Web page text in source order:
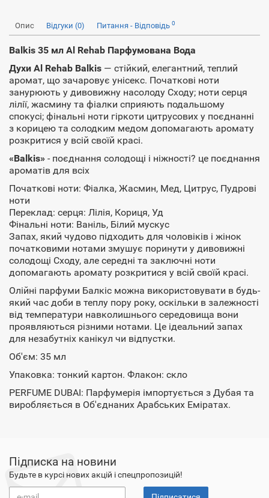
Опис Відгуки (0) Питання - Відповідь 0
Balkis 35 мл Al Rehab Парфумована Вода
Духи Al Rehab Balkis — стійкий, елегантний, теплий
аромат, що зачаровує унісекс. Початкові ноти
занурюють у дивовижну насолоду Сходу; ноти серця
лілії, жасмину та фіалки сприяють подальшому
спокусі; фінальні ноти гіркоти цитрусових у поєднанні
з корицею та солодким медом допомагають аромату
розкритися у всій своїй красі.
«Balkis» - поєднання солодощі і ніжності? це поєднання
ароматів для всіх
Початкові ноти: Фіалка, Жасмин, Мед, Цитрус, Пудрові
ноти
Переклад: серця: Лілія, Кориця, Уд
Фінальні ноти: Ваніль, Білий мускус
Запах, який чудово підходить для чоловіків і жінок
початковими нотами змушує поринути у дивовижні
солодощі Сходу, але середні та заключні ноти
допомагають аромату розкритися у всій своїй красі.
Олійні парфуми Балкіс можна використовувати в будь-
який час доби в теплу пору року, оскільки в залежності
від температури навколишнього середовища вони
проявляються різними нотами. Це ідеальний запах
для незабутніх канікул чи відпустки.
Об'єм: 35 мл
Упаковка: тонкий картон. Флакон: скло
PERFUME DUBAI: Парфумерія імпортується з Дубая та
виробляється в Об'єднаних Арабських Еміратах.
Підписка на новини
Будьте в курсі нових акцій і спецпропозицій!